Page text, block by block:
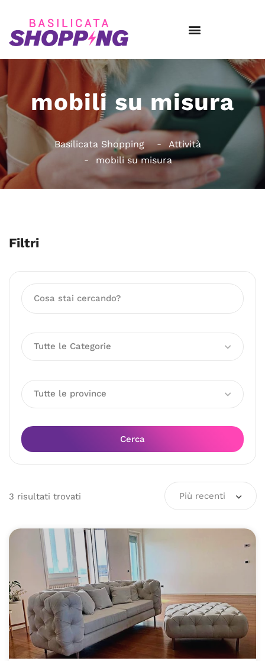
mobili su misura
Basilicata Shopping
Attività
mobili su misura
Filtri
Tutte le Categorie
Tutte le province
Cerca
3 risultati trovati Più recenti